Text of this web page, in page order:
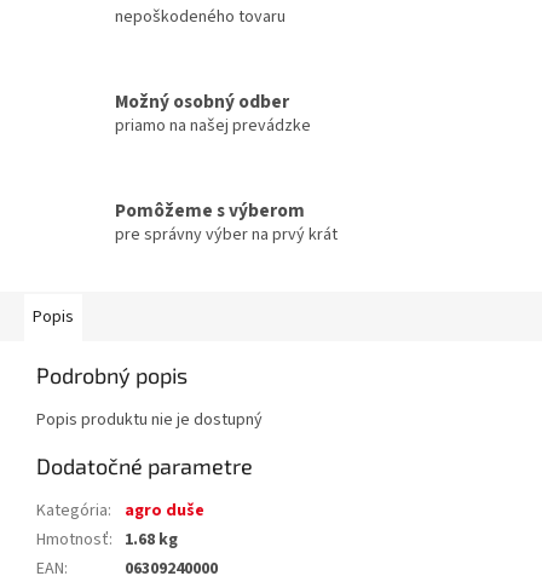
nepoškodeného tovaru
Možný osobný odber
priamo na našej prevádzke
Pomôžeme s výberom
pre správny výber na prvý krát
Popis
Podrobný popis
Popis produktu nie je dostupný
Dodatočné parametre
Kategória:
agro duše
Hmotnosť: 1.68 kg
EAN: 06309240000